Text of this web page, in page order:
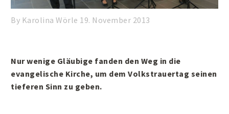
By Karolina Wörle 19. November 2013
Nur wenige Gläubige fanden den Weg in die
evangelische Kirche, um dem Volkstrauertag seinen
tieferen Sinn zu geben.